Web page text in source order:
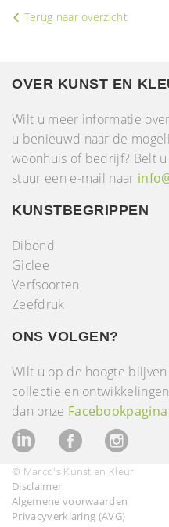
Terug naar overzicht
OVER KUNST EN
Wilt u meer informatie
u benieuwd naar de
woonhuis of bedrijf? Belt
stuur een e-mail naar
KUNSTBEGRIPPEN
Dibond
Giclee
Verfsoorten
Zeefdruk
ONS VOLGEN?
Wilt u op de hoogte
collectie en
dan onze Facebookpagina
© Marco's Kunst en Kleur
Disclaimer
Algemene voorwaarden
Privacyverklaring (AVG)